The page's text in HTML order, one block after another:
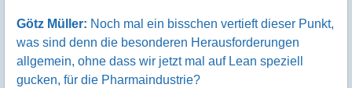
Götz Müller: Noch mal ein bisschen vertieft dieser Punkt,
was sind denn die besonderen Herausforderungen
allgemein, ohne dass wir jetzt mal auf Lean speziell
gucken, für die Pharmaindustrie?